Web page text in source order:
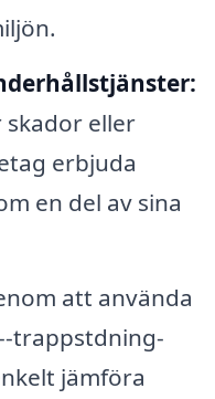
eller
erbjuda
en del av sina
att använda
trappstdning-
jämföra